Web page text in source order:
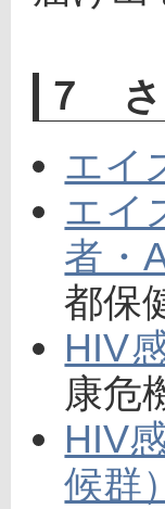
７ さ
エイ
エイ
者・
都保
HIV
康危
HIV
候群）